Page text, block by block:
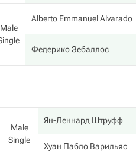
Male
Alberto Emmanuel Alvarado
Федерико Зебаллос
Male
Single
Ян-Леннард Штруфф
Хуан Пабло Варильяс